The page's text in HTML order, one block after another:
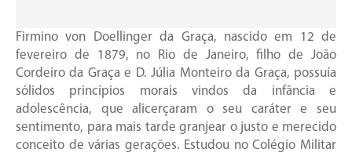
Firmino von Doellinger da Graça, nascido em 12 de
fevereiro de 1879, no Rio de Janeiro, filho de João
Cordeiro da Graça e D. Júlia Monteiro da Graça, possuía
sólidos princípios morais vindos da infância e
adolescência, que alicerçaram o seu caráter e seu
sentimento, para mais tarde granjear o justo e merecido
conceito de várias gerações. Estudou no Colégio Militar